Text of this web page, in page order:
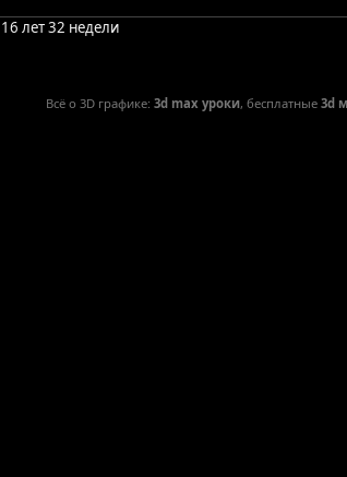
16 лет 32 недели
Всё о 3D графике: 3d max уроки, бесплатные 3d